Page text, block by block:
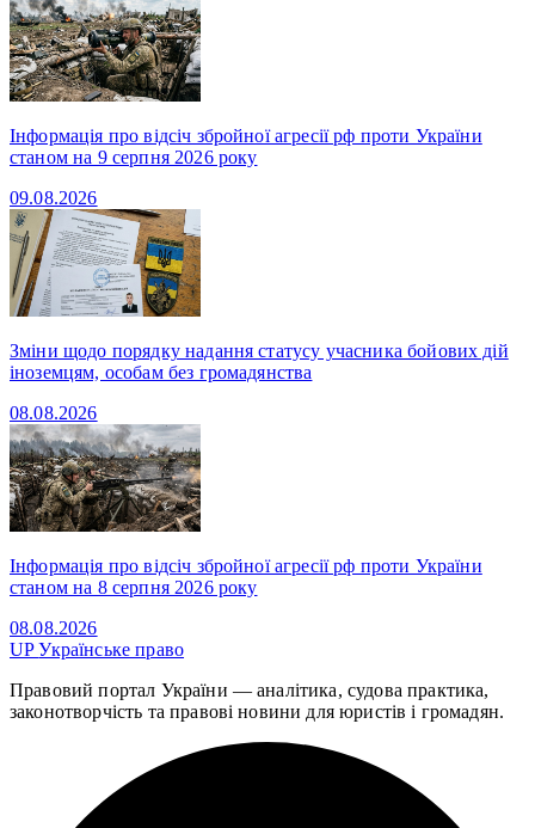
Інформація про відсіч збройної агресії рф проти України
станом на 9 серпня 2026 року
09.08.2026
Зміни щодо порядку надання статусу учасника бойових дій
іноземцям, особам без громадянства
08.08.2026
Інформація про відсіч збройної агресії рф проти України
станом на 8 серпня 2026 року
08.08.2026
UPУкраїнське право
Правовий портал України — аналітика, судова практика,
законотворчість та правові новини для юристів і громадян.